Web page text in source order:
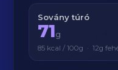
Sovány túró
71g
85 kcal / 100g · 12g